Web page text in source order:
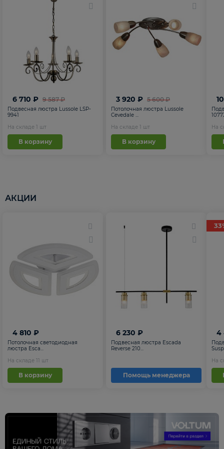
9 587 ₽
6 710 ₽
Подвесная люстра Lussole LSP-
9941
На складе 1 шт
В корзину
5 600 ₽
3 920 ₽
Потолочная люстра Lussole
Cevedale ...
На складе 1 шт
В корзину
На
АКЦИИ
4 810 ₽
Потолочная светодиодная
люстра Esca...
На складе 11 шт
В корзину
6 230 ₽
Подвесная люстра Escada
Reverse 210...
Помощь менеджера
4
На